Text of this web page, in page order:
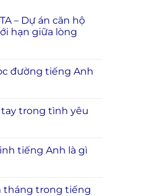
– Dự án căn hộ
hạn giữa lòng
đường tiếng Anh
tay trong tình yêu
tiếng Anh là gì
tháng trong tiếng